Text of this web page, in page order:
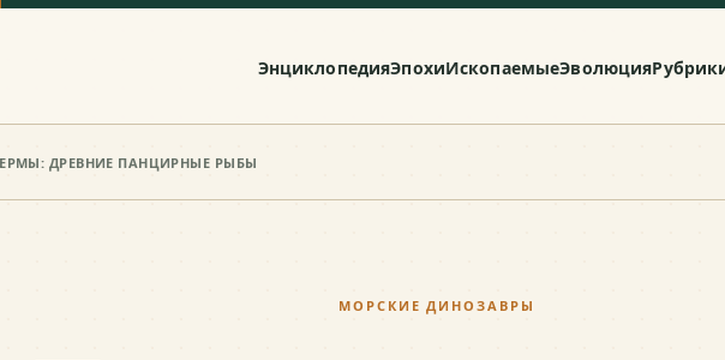
ЭнциклопедияЭпохиИскопаемыеЭволюция
ДРЕВНИЕ ПАНЦИРНЫЕ РЫБЫ
МОРСКИЕ ДИНОЗАВРЫ